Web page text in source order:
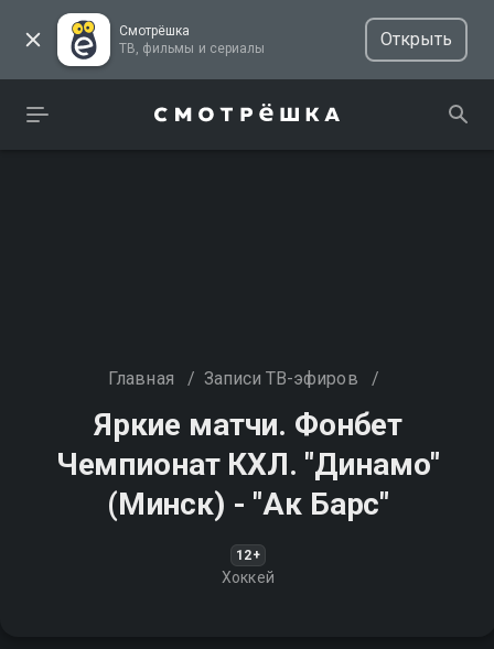
Смотрёшка
ТВ, фильмы и сериалы
Открыть
Главная / Записи ТВ-эфиров /
Яркие матчи. Фонбет
Чемпионат КХЛ. "Динамо"
(Минск) - "Ак Барс"
12+
Хоккей